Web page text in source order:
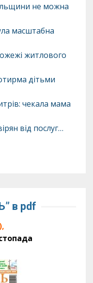
не можна
масштабна
житлового
дітьми
чекала мама
від послуг…
в pdf